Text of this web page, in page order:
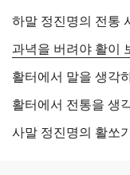
하말 정진명의 전통
과녁을 버려야 활이
활터에서 말을 생각
활터에서 전통을 생
사말 정진명의 활쏘